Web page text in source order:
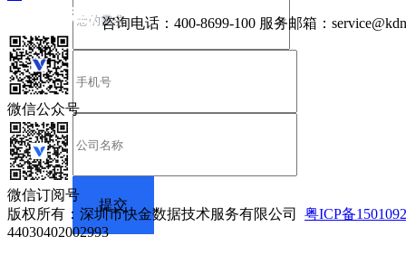
咨询电话： 400-8699-100 服务邮箱：
微信公众号
微信订阅号
版权所有：深圳市快金数据技术服务有限公司 粤ICP备
44030402002993